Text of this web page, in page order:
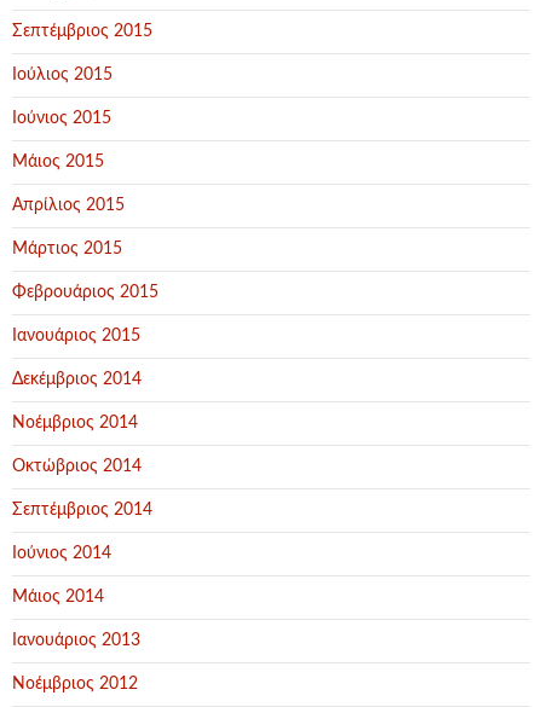
Σεπτέμβριος 2015
Ιούλιος 2015
Ιούνιος 2015
Μάιος 2015
Απρίλιος 2015
Μάρτιος 2015
Φεβρουάριος 2015
Ιανουάριος 2015
Δεκέμβριος 2014
Νοέμβριος 2014
Οκτώβριος 2014
Σεπτέμβριος 2014
Ιούνιος 2014
Μάιος 2014
Ιανουάριος 2013
Νοέμβριος 2012